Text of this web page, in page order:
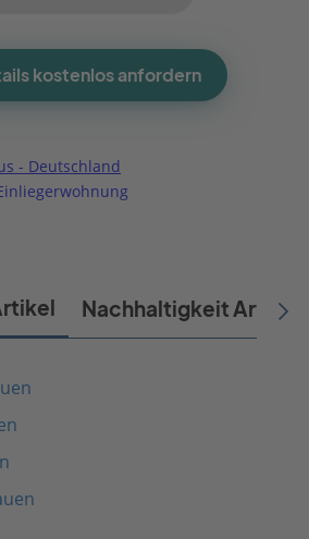
kostenlos anfordern
- Deutschland
Nachhaltigkeit Artikel